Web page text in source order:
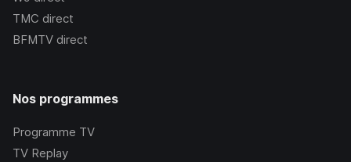
TMC direct
BFMTV direct
Nos programmes
Programme TV
TV Replay